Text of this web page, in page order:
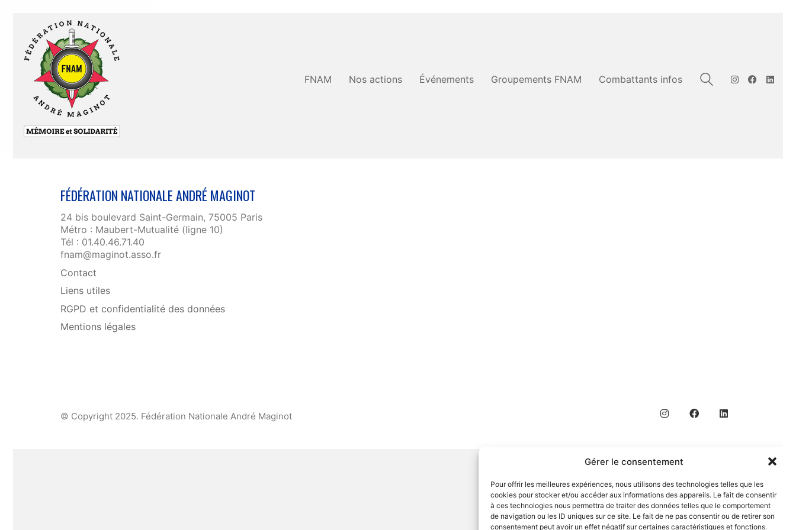
Gérer le consentement
Pour offrir les meilleures expériences, nous utilisons des technologies telles que les
cookies pour stocker et/ou accéder aux informations des appareils. Le fait de consentir
à ces technologies nous permettra de traiter des données telles que le comportement
de navigation ou les ID uniques sur ce site. Le fait de ne pas consentir ou de retirer son
consentement peut avoir un effet négatif sur certaines caractéristiques et fonctions.
FNAM Nos actions Événements Groupements FNAM Combattants infos
FÉDÉRATION NATIONALE ANDRÉ MAGINOT
24 bis boulevard Saint-Germain, 75005 Paris
Métro : Maubert-Mutualité (ligne 10)
Tél : 01.40.46.71.40
fnam@maginot.asso.fr
Contact
Liens utiles
RGPD et confidentialité des données
Mentions légales
© Copyright 2025. Fédération Nationale André Maginot